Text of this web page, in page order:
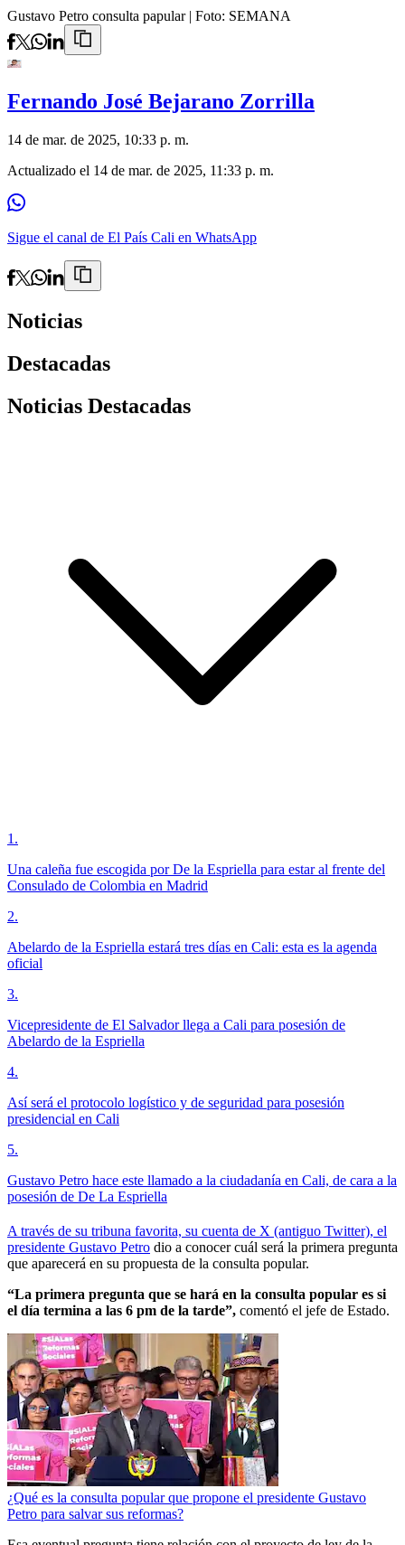
Gustavo Petro consulta papular | Foto: SEMANA
Fernando José Bejarano Zorrilla
14 de mar. de 2025, 10:33 p. m.
Actualizado el 14 de mar. de 2025, 11:33 p. m.
Sigue el canal de El País Cali en WhatsApp
Noticias
Destacadas
Noticias Destacadas
1 .
Una caleña fue escogida por De la Espriella para estar al frente del
Consulado de Colombia en Madrid
2.
Abelardo de la Espriella estará tres días en Cali: esta es la agenda
oficial
3.
Vicepresidente de El Salvador llega a Cali para posesión de
Abelardo de la Espriella
4.
Así será el protocolo logístico y de seguridad para posesión
presidencial en Cali
5.
Gustavo Petro hace este llamado a la ciudadanía en Cali, de cara a la
posesión de De La Espriella
A través de su tribuna favorita, su cuenta de X (antiguo Twitter), el
presidente Gustavo Petro dio a conocer cuál será la primera pregunta
que aparecerá en su propuesta de la consulta popular.
“La primera pregunta que se hará en la consulta popular es si
el día termina a las 6 pm de la tarde”, comentó el jefe de Estado.
¿Qué es la consulta popular que propone el presidente Gustavo
Petro para salvar sus reformas?